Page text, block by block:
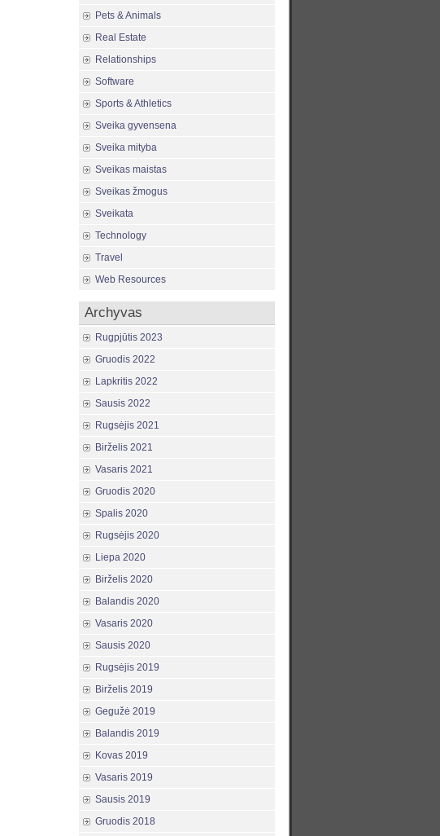
Pets & Animals
Real Estate
Relationships
Software
Sports & Athletics
Sveika gyvensena
Sveika mityba
Sveikas maistas
Sveikas žmogus
Sveikata
Technology
Travel
Web Resources
Archyvas
Rugpjūtis 2023
Gruodis 2022
Lapkritis 2022
Sausis 2022
Rugsėjis 2021
Birželis 2021
Vasaris 2021
Gruodis 2020
Spalis 2020
Rugsėjis 2020
Liepa 2020
Birželis 2020
Balandis 2020
Vasaris 2020
Sausis 2020
Rugsėjis 2019
Birželis 2019
Gegužė 2019
Balandis 2019
Kovas 2019
Vasaris 2019
Sausis 2019
Gruodis 2018